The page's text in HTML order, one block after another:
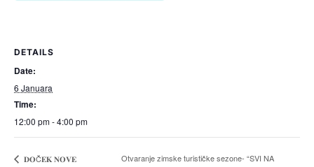
DETAILS
Date:
6 Januara
Time:
12:00 pm - 4:00 pm
𝐃𝐎Č𝐄𝐊 𝐍𝐎𝐕𝐄
Otvaranje zimske turističke sezone- “SVI NA